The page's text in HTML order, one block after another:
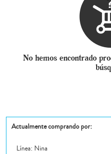
No hemos encontrado
Actualmente comprando por:
Línea: Nina